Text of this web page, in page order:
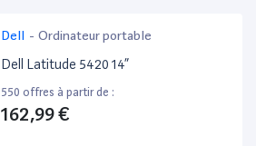
Dell - Ordinateur portable
Dell Latitude 5420 14”
550 offres à partir de :
162,99 €